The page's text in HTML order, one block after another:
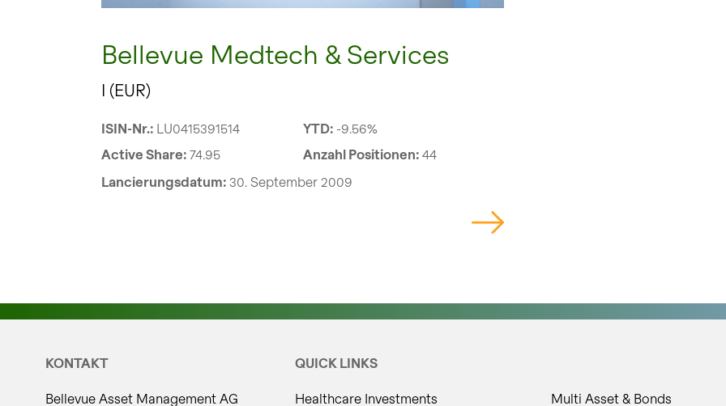
Bellevue Medtech & Services
I (EUR)
ISIN-Nr.: LU0415391514 YTD: -9.56%
Active Share: 74.95 Anzahl Positionen: 44
Lancierungsdatum: 30. September 2009
KONTAKT
Bellevue Asset Management AG
QUICK LINKS
Healthcare Investments Multi Asset & Bonds